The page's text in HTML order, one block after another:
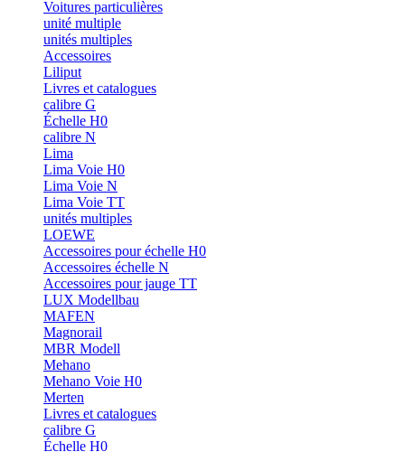
Voitures particulières
unité multiple
unités multiples
Accessoires
Liliput
Livres et catalogues
calibre G
Échelle H0
calibre N
Lima
Lima Voie H0
Lima Voie N
Lima Voie TT
unités multiples
LOEWE
Accessoires pour échelle H0
Accessoires échelle N
Accessoires pour jauge TT
LUX Modellbau
MAFEN
Magnorail
MBR Modell
Mehano
Mehano Voie H0
Merten
Livres et catalogues
calibre G
Échelle H0